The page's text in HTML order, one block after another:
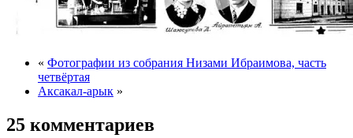
« Фотографии из собрания Низами Ибраимова, часть
четвёртая
Аксакал-арык »
25 комментариев